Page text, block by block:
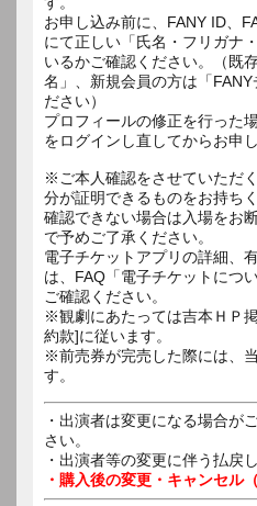
お申し込み前に、FANY ID、
にて正しい「氏名・フリガナ
いるかご確認ください。（既
名」、新規会員の方は「
ださい）
プロフィールの修正を行った
をログインし直してからお申
※ご本人確認をさせていただ
分が証明できるものをお持ちく
確認できない場合は入場をお
で予めご了承ください。
電子チケットアプリの詳細、
は、FAQ「電子チケットにつ
ご確認ください。
※観劇にあたっては吉本ＨＰ
約款]に従います。
※前売券が完売した際には、
す。
・出演者は変更になる場合が
さい。
・出演者等の変更に伴う払戻
・購入後の変更・キャンセル